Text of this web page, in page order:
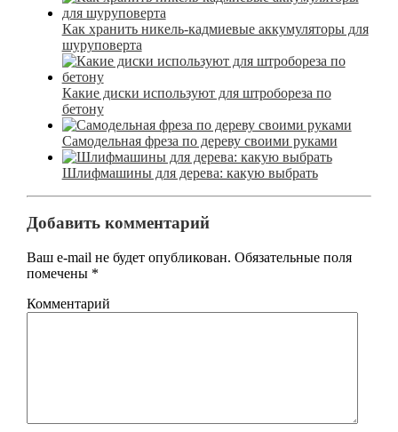
Как хранить никель-кадмиевые аккумуляторы для
шуруповерта
Какие диски используют для штробореза по
бетону
Самодельная фреза по дереву своими руками
Шлифмашины для дерева: какую выбрать
Добавить комментарий
Ваш e-mail не будет опубликован. Обязательные поля
помечены *
Комментарий